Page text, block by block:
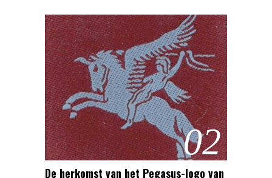
02
De herkomst van het Pegasus-logo van